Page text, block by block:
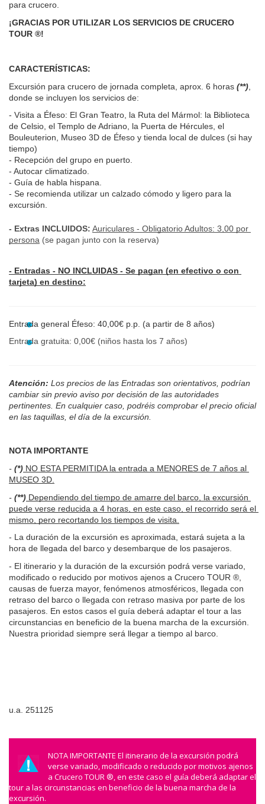
para crucero.
¡GRACIAS POR UTILIZAR LOS SERVICIOS DE CRUCERO
TOUR ®!
CARACTERÍSTICAS:
Excursión para crucero de jornada completa, aprox. 6 horas (**)
donde se incluyen los servicios de:
- Visita a Éfeso: El Gran Teatro, la Ruta del Mármol: la Biblioteca
de Celsio, el Templo de Adriano, la Puerta de Hércules, el
Bouleuterion, Museo 3D de Éfeso y tienda local de dulces (si hay
tiempo)
- Recepción del grupo en puerto.
- Autocar climatizado.
- Guía de habla hispana.
- Se recomienda utilizar un calzado cómodo y ligero para la
excursión.
- Extras INCLUIDOS: Auriculares - Obligatorio Adultos: 3,00 por
persona (se pagan junto con la reserva)
- Entradas - NO INCLUIDAS - Se pagan (en efectivo o con
tarjeta) en destino:
Entrada general Éfeso: 40,00€ p.p. (a partir de 8 años)
Entrada gratuita: 0,00€ (niños hasta los 7 años)
Atención: Los precios de las Entradas son orientativos, podrían
cambiar sin previo aviso por decisión de las autoridades
pertinentes. En cualquier caso, podréis comprobar el precio oficial
en las taquillas, el día de la excursión.
NOTA IMPORTANTE
- (*) NO ESTA PERMITIDA la entrada a MENORES de 7 años al
MUSEO 3D.
- (**) Dependiendo del tiempo de amarre del barco, la excursión
puede verse reducida a 4 horas, en este caso, el recorrido será el
mismo, pero recortando los tiempos de visita.
- La duración de la excursión es aproximada, estará sujeta a la
hora de llegada del barco y desembarque de los pasajeros.
- El itinerario y la duración de la excursión podrá verse variado,
modificado o reducido por motivos ajenos a Crucero TOUR ®,
causas de fuerza mayor, fenómenos atmosféricos, llegada con
retraso del barco o llegada con retraso masiva por parte de los
pasajeros. En estos casos el guía deberá adaptar el tour a las
circunstancias en beneficio de la buena marcha de la excursión.
Nuestra prioridad siempre será llegar a tiempo al barco.
u.a. 251125
NOTA IMPORTANTE El itinerario de la excursión podrá
verse variado, modificado o reducido por motivos ajenos
a Crucero TOUR ®, en este caso el guía deberá adaptar el
tour a las circunstancias en beneficio de la buena marcha de la
excursión.